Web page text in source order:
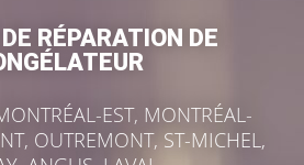
RÉPARATION DE
EST, MONTRÉAL-
OUTREMONT, ST-MICHEL,